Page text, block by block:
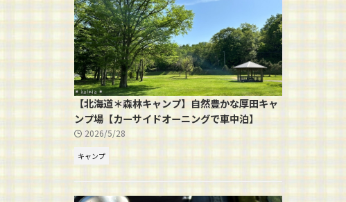
【北海道＊森林キャンプ】自然豊かな厚田キャ
ンプ場【カーサイドオーニングで車中泊】
2026/5/28
キャンプ